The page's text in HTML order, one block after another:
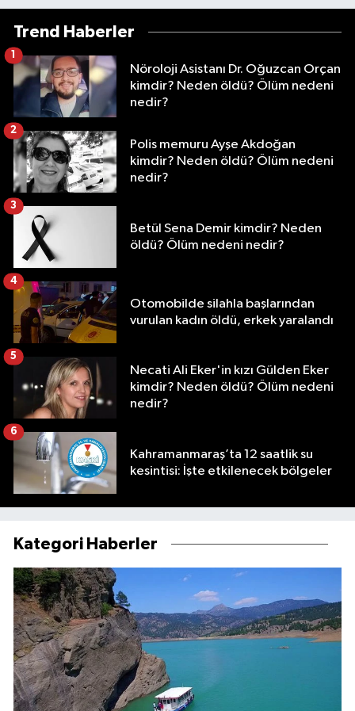
Trend Haberler
Nöroloji Asistanı Dr. Oğuzcan Orçan
kimdir? Neden öldü? Ölüm nedeni
nedir?
1
Polis memuru Ayşe Akdoğan
kimdir? Neden öldü? Ölüm nedeni
nedir?
2
Betül Sena Demir kimdir? Neden
öldü? Ölüm nedeni nedir?
3
Otomobilde silahla başlarından
vurulan kadın öldü, erkek yaralandı
4
Necati Ali Eker'in kızı Gülden Eker
kimdir? Neden öldü? Ölüm nedeni
nedir?
5
Kahramanmaraş’ta 12 saatlik su
kesintisi: İşte etkilenecek bölgeler
6
Kategori Haberler